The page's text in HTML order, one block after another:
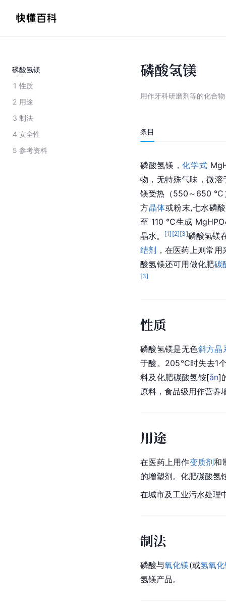
磷酸氢镁
1 性质
2 用途
3 制法
4 安全性
5 参考资料
磷酸氢镁
用作牙科研磨剂等的化合物
条目
磷酸氢镁，化学式
物，无特殊气味，微
镁受热（550～650 °C
方晶体或粉末,七水磷
至 110 °C生成
晶水。
[1] [2][3]磷酸氢镁
结剂 ，在医药上则常
酸氢镁还可用做化肥碳
[3]
性质
磷酸氢镁是无色斜方晶
于酸。205℃时失去1
料及化肥碳酸氢铵[ǎn]
原料，食品级用作营养
用途
在医药上用作变质剂和
的增塑剂。化肥碳酸氢
在城市及工业污水处理
制法
磷酸与氧化镁(或氢氧
氢镁产品。